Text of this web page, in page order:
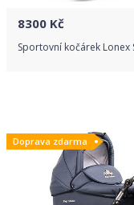
8300 Kč
Sportovní kočárek Lonex
Detail
Doprava zdarma